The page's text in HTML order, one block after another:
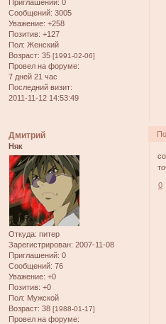
Приглашений: 0
Сообщений: 3005
Уважение: +258
Позитив: +127
Пол: Женский
Возраст: 35 [1991-02-06]
Провел на форуме:
7 дней 21 час
Последний визит:
2011-11-12 14:53:49
Дмитрий
Няк
Откуда: питер
Зарегистрирован: 2007-11-08
Приглашений: 0
Сообщений: 76
Уважение: +0
Позитив: +0
Пол: Мужской
Возраст: 38 [1988-01-17]
Провел на форуме:
0